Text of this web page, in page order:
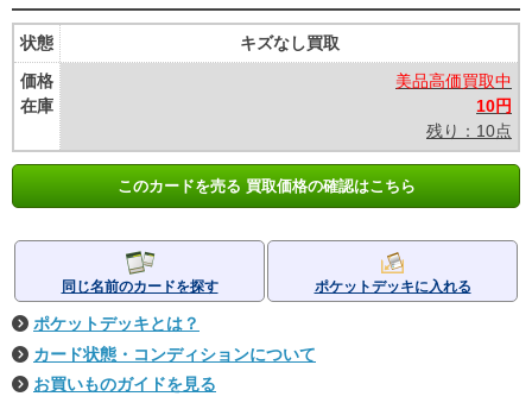
状態
価格
在庫
キズなし買取
美品高価買取中
10円
残り：10点
このカードを売る 買取価格の確認はこちら
同じ名前のカードを探す ポケットデッキに入れる
ポケットデッキとは？
カード状態・コンディションについて
お買いものガイドを見る